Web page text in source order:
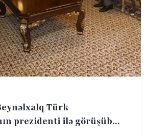
Türk
prezidenti ilə görüşüb...